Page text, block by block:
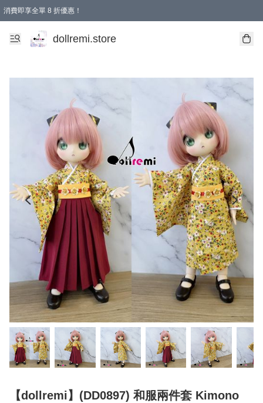
消費即享全單 8 折優惠！
購物滿 HKD 1500.00即享免運費優惠！（適用於 本地送貨、本地取貨、國際送貨 )
dollremi.store
【dollremi】(DD0897) 和服兩件套 Kimono